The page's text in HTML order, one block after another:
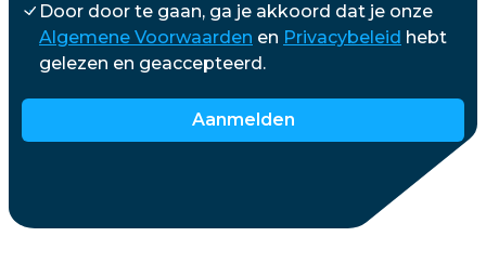
Door door te gaan, ga je akkoord dat je onze
Algemene Voorwaarden en Privacybeleid hebt
gelezen en geaccepteerd.
Aanmelden